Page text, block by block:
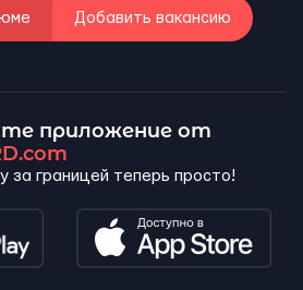
Добавить вакансию
приложение от
за границей теперь просто!